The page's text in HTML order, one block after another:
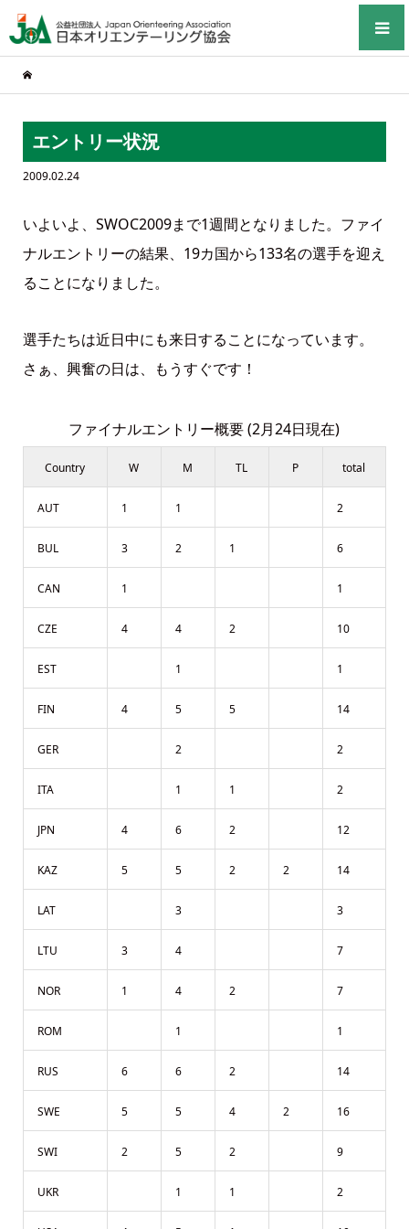
エントリー状況
2009.02.24
いよいよ、SWOC2009まで1週間となりました。ファイ
ナルエントリーの結果、19カ国から133名の選手を迎え
ることになりました。
選手たちは近日中にも来日することになっています。
さぁ、興奮の日は、もうすぐです！
ファイナルエントリー概要 (2月24日現在)
Country W M TL P total
AUT 1 1 2
BUL 3 2 1 6
CAN 1 1
CZE 4 4 2 10
EST 1 1
FIN 4 5 5 14
GER 2 2
ITA 1 1 2
JPN 4 6 2 12
KAZ 5 5 2 2 14
LAT 3 3
LTU 3 4 7
NOR 1 4 2 7
ROM 1 1
RUS 6 6 2 14
SWE 5 5 4 2 16
SWI 2 5 2 9
UKR 1 1 2